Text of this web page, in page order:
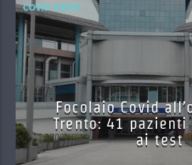
COVID NEWS
Focolaio Covid
Trento: 41
ai test